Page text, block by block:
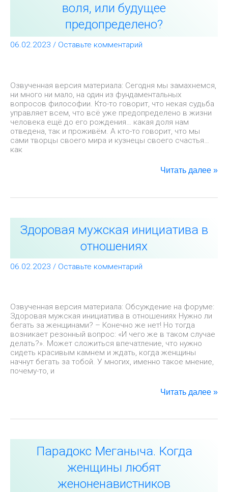
воля, или будущее
предопределено?
06.02.2023 / Оставьте комментарий
Озвученная версия материала: Сегодня мы замахнемся,
ни много ни мало, на один из фундаментальных
вопросов философии. Кто-то говорит, что некая судьба
управляет всем, что всё уже предопределено в жизни
человека ещё до его рождения… какая доля нам
отведена, так и проживём. А кто-то говорит, что мы
сами творцы своего мира и кузнецы своего счастья…
как
у
человека
воля,
Читать далее »
Здоровая мужская инициатива в
отношениях
06.02.2023 / Оставьте комментарий
Озвученная версия материала: Обсуждение на форуме:
Здоровая мужская инициатива в отношениях Нужно ли
бегать за женщинами? – Конечно же нет! Но тогда
возникает резонный вопрос: «И чего же в таком случае
делать?». Может сложиться впечатление, что нужно
сидеть красивым камнем и ждать, когда женщины
начнут бегать за тобой. У многих, именно такое мнение,
почему-то, и
мужская
Читать далее »
Парадокс Меганыча. Когда
женщины любят
женоненавистников
Меганыча.
любят